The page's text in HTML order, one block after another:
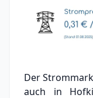
Der
auch in